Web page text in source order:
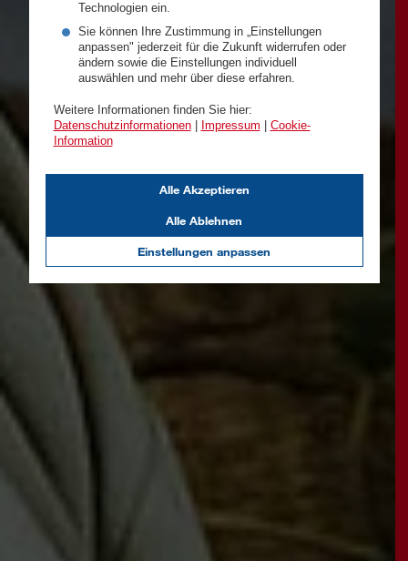
Technologien ein.
Sie können Ihre Zustimmung in „Einstellungen
anpassen" jederzeit für die Zukunft widerrufen oder
ändern sowie die Einstellungen individuell
auswählen und mehr über diese erfahren.
Weitere Informationen finden Sie hier:
Datenschutzinformationen| Impressum
Cookie-
Information
Einstellungen anpassen
Alle Ablehnen
Alle Akzeptieren